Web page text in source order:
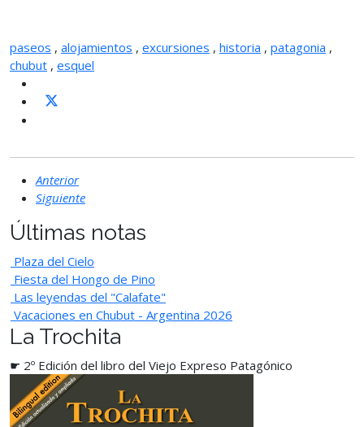
paseos , alojamientos , excursiones , historia , patagonia ,
chubut , esquel
Anterior
Siguiente
Últimas notas
Plaza del Cielo
Fiesta del Hongo de Pino
Las leyendas del "Calafate"
Vacaciones en Chubut - Argentina 2026
La Trochita
☛ 2º Edición del libro del Viejo Expreso Patagónico